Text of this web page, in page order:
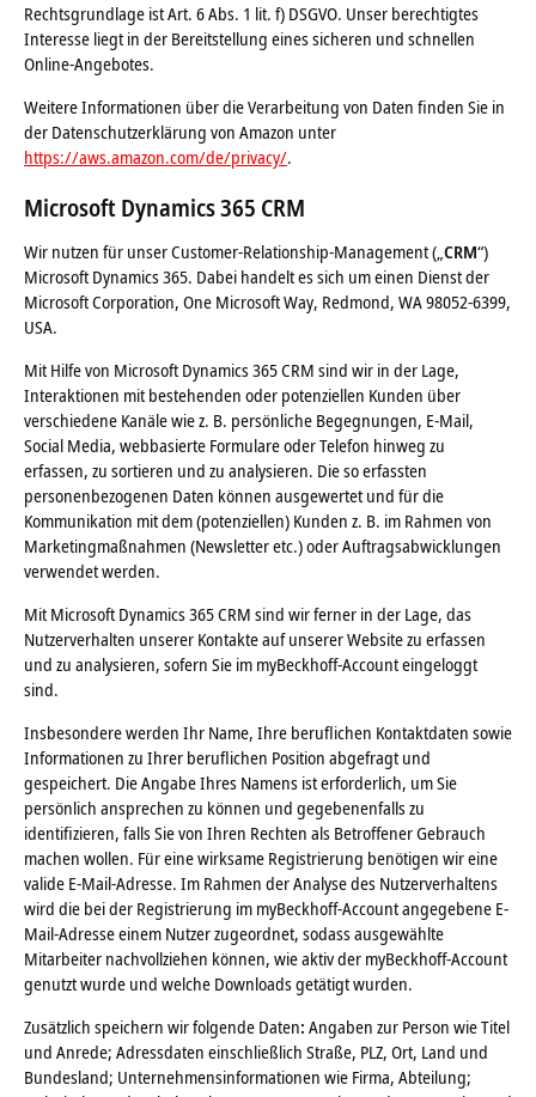
Rechtsgrundlage ist Art. 6 Abs. 1 lit. f) DSGVO. Unser berechtigtes
Interesse liegt in der Bereitstellung eines sicheren und schnellen
Online-Angebotes.
Weitere Informationen über die Verarbeitung von Daten finden Sie in
der Datenschutzerklärung von Amazon unter
https://aws.amazon.com/de/privacy/.
Microsoft Dynamics 365 CRM
Wir nutzen für unser Customer-Relationship-Management („CRM“)
Microsoft Dynamics 365. Dabei handelt es sich um einen Dienst der
Microsoft Corporation, One Microsoft Way, Redmond, WA 98052-6399,
USA.
Mit Hilfe von Microsoft Dynamics 365 CRM sind wir in der Lage,
Interaktionen mit bestehenden oder potenziellen Kunden über
verschiedene Kanäle wie z. B. persönliche Begegnungen, E-Mail,
Social Media, webbasierte Formulare oder Telefon hinweg zu
erfassen, zu sortieren und zu analysieren. Die so erfassten
personenbezogenen Daten können ausgewertet und für die
Kommunikation mit dem (potenziellen) Kunden z. B. im Rahmen von
Marketingmaßnahmen (Newsletter etc.) oder Auftragsabwicklungen
verwendet werden.
Mit Microsoft Dynamics 365 CRM sind wir ferner in der Lage, das
Nutzerverhalten unserer Kontakte auf unserer Website zu erfassen
und zu analysieren, sofern Sie im myBeckhoff-Account eingeloggt
sind.
Insbesondere werden Ihr Name, Ihre beruflichen Kontaktdaten sowie
Informationen zu Ihrer beruflichen Position abgefragt und
gespeichert. Die Angabe Ihres Namens ist erforderlich, um Sie
persönlich ansprechen zu können und gegebenenfalls zu
identifizieren, falls Sie von Ihren Rechten als Betroffener Gebrauch
machen wollen. Für eine wirksame Registrierung benötigen wir eine
valide E-Mail-Adresse. Im Rahmen der Analyse des Nutzerverhaltens
wird die bei der Registrierung im myBeckhoff-Account angegebene E-
Mail-Adresse einem Nutzer zugeordnet, sodass ausgewählte
Mitarbeiter nachvollziehen können, wie aktiv der myBeckhoff-Account
genutzt wurde und welche Downloads getätigt wurden.
Zusätzlich speichern wir folgende Daten: Angaben zur Person wie Titel
und Anrede; Adressdaten einschließlich Straße, PLZ, Ort, Land und
Bundesland; Unternehmensinformationen wie Firma, Abteilung;